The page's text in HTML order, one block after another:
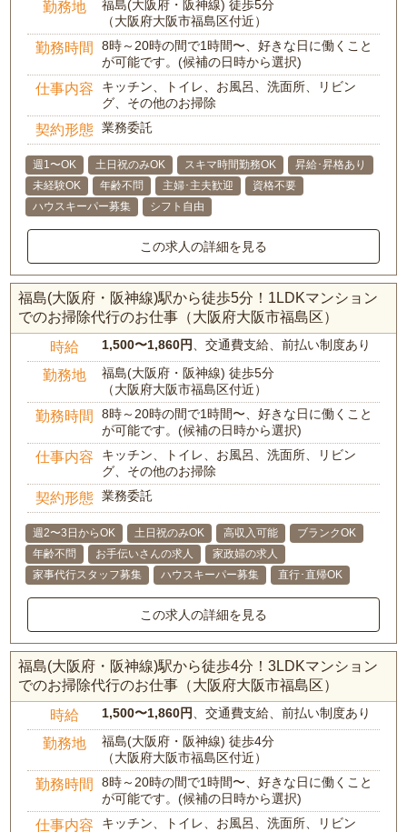
勤務地
福島(大阪府・阪神線) 徒歩5分
（大阪府大阪市福島区付近）
勤務時間
8時～20時の間で1時間〜、好きな日に働くこと
が可能です。(候補の日時から選択)
仕事内容
キッチン、トイレ、お風呂、洗面所、リビン
グ、その他のお掃除
契約形態 業務委託
週1〜OK 土日祝のみOK スキマ時間勤務OK
昇給･昇格あり
未経験OK
年齢不問 主婦･主夫歓迎
資格不要
ハウスキーパー募集
シフト自由
この求人の詳細を見る
福島(大阪府・阪神線)駅から徒歩5分！1LDKマンション
でのお掃除代行のお仕事（大阪府大阪市福島区）
時給 1,500〜1,860円 、交通費支給、前払い制度あり
勤務地
福島(大阪府・阪神線) 徒歩5分
（大阪府大阪市福島区付近）
勤務時間
8時～20時の間で1時間〜、好きな日に働くこと
が可能です。(候補の日時から選択)
仕事内容
キッチン、トイレ、お風呂、洗面所、リビン
グ、その他のお掃除
契約形態 業務委託
週2〜3日からOK 土日祝のみOK 高収入可能
ブランクOK
年齢不問
お手伝いさんの求人
家政婦の求人
家事代行スタッフ募集
ハウスキーパー募集 直行･直帰OK
この求人の詳細を見る
福島(大阪府・阪神線)駅から徒歩4分！3LDKマンション
でのお掃除代行のお仕事（大阪府大阪市福島区）
時給 1,500〜1,860円 、交通費支給、前払い制度あり
勤務地
福島(大阪府・阪神線) 徒歩4分
（大阪府大阪市福島区付近）
勤務時間
8時～20時の間で1時間〜、好きな日に働くこと
が可能です。(候補の日時から選択)
仕事内容
キッチン、トイレ、お風呂、洗面所、リビン